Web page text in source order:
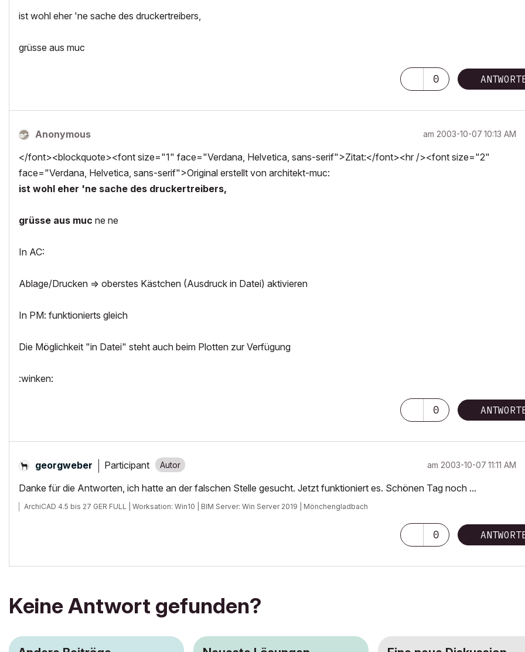
ist wohl eher 'ne sache des druckertreibers,
grüsse aus muc
0
Anonymous am ‎2003-10-07 10:13 AM
</font><blockquote><font size="1" face="Verdana, Helvetica, sans-serif">Zitat:</font><hr /><font size="2"
face="Verdana, Helvetica, sans-serif">Original erstellt von architekt-muc:
ist wohl eher 'ne sache des druckertreibers,
grüsse aus muc ne ne
In AC:
Ablage/Drucken => oberstes Kästchen (Ausdruck in Datei) aktivieren
In PM: funktionierts gleich
Die Möglichkeit "in Datei" steht auch beim Plotten zur Verfügung
:winken:
0
georgweber Participant am ‎2003-10-07 11:11 AM
Danke für die Antworten, ich hatte an der falschen Stelle gesucht. Jetzt funktioniert es. Schönen Tag noch ...
ArchiCAD 4.5 bis 27 GER FULL | Worksation: Win10 | BIM Server: Win Server 2019 | Mönchengladbach
0
Keine Antwort gefunden?